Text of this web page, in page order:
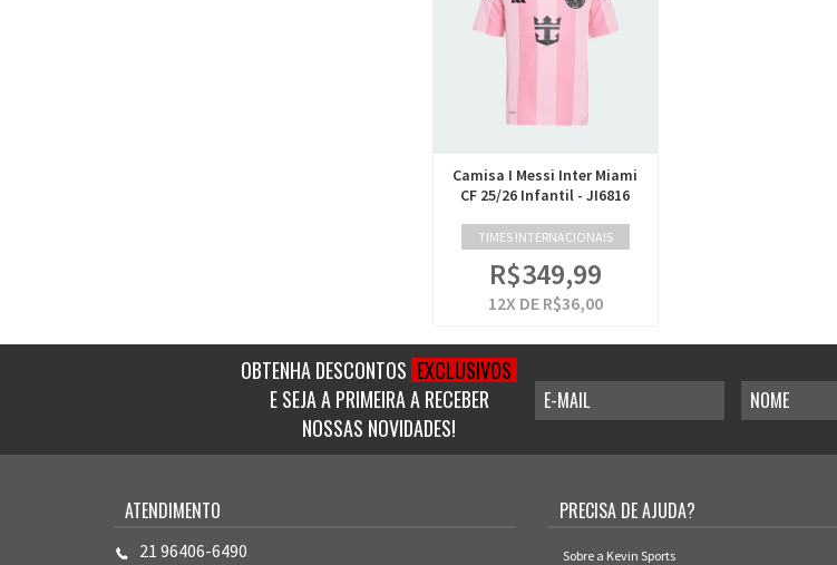
Camisa I Messi Inter Miami
CF 25/26 Infantil - JI6816
TIMES INTERNACIONAIS
R$349,99
12X DE R$36,00
OBTENHA DESCONTOS EXCLUSIVOS
E SEJA A PRIMEIRA A RECEBER
NOSSAS NOVIDADES!
ATENDIMENTO
21 96406-6490
PRECISA DE AJUDA?
Sobre a Kevin Sports